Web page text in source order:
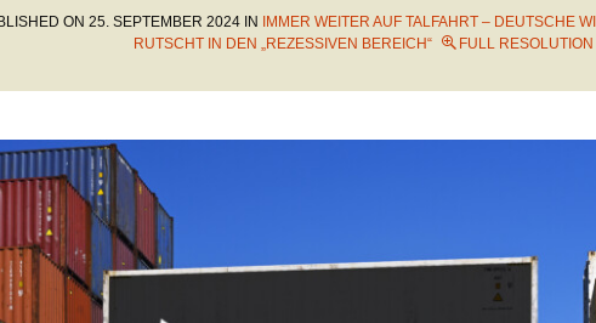
ON 25. SEPTEMBER 2024 IN
IMMER WEITER AUF TALFAHRT – DEUTSCHE
RUTSCHT IN DEN „REZESSIVEN BEREICH“
FULL